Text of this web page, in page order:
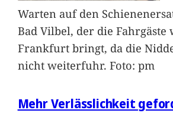
Warten auf den
Bad Vilbel, der die Fahrgäste
Frankfurt bringt, da die
nicht weiterfuhr. Foto: pm
Mehr Verlässlichkeit